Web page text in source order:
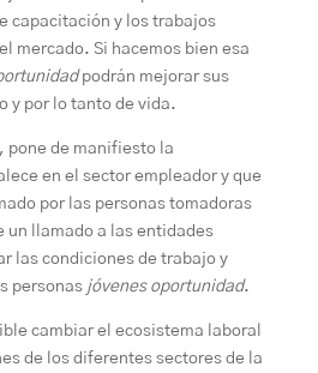
capacitación y los trabajos
mercado. Si hacemos bien esa
podrán mejorar sus
y por lo tanto de vida.
pone de manifiesto la
en el sector empleador y que
por las personas tomadoras
un llamado a las entidades
las condiciones de trabajo y
personasjóvenes oportunidad.
cambiar el ecosistema laboral
de los diferentes sectores de la